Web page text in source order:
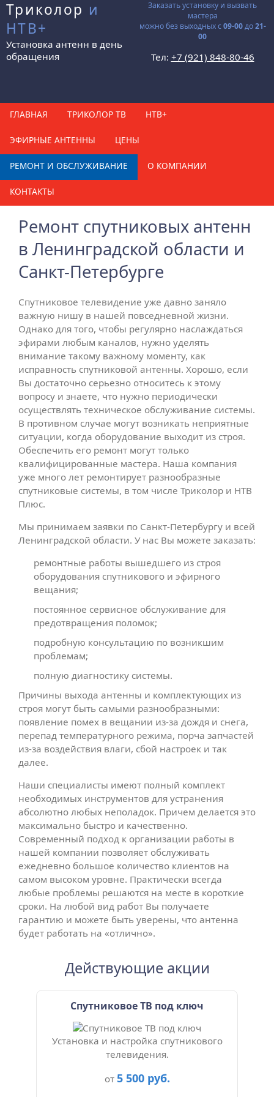
Триколор и
НТВ+
Установка антенн в день
обращения
Заказать установку и вызвать
мастера
можно без выходных с09-00до21-
00
Тел: +7 (921) 848-80-46
ГЛАВНАЯ ТРИКОЛОР ТВ НТВ+
ЭФИРНЫЕ АНТЕННЫ ЦЕНЫ
РЕМОНТ И ОБСЛУЖИВАНИЕ О КОМПАНИИ
КОНТАКТЫ
Ремонт спутниковых антенн
в Ленинградской области и
Санкт-Петербурге
Спутниковое телевидение уже давно заняло
важную нишу в нашей повседневной жизни.
Однако для того, чтобы регулярно наслаждаться
эфирами любым каналов, нужно уделять
внимание такому важному моменту, как
исправность спутниковой антенны. Хорошо, если
Вы достаточно серьезно относитесь к этому
вопросу и знаете, что нужно периодически
осуществлять техническое обслуживание системы.
В противном случае могут возникать неприятные
ситуации, когда оборудование выходит из строя.
Обеспечить его ремонт могут только
квалифицированные мастера. Наша компания
уже много лет ремонтирует разнообразные
спутниковые системы, в том числе Триколор и НТВ
Плюс.
Мы принимаем заявки по Санкт-Петербургу и всей
Ленинградской области. У нас Вы можете заказать:
ремонтные работы вышедшего из строя
оборудования спутникового и эфирного
вещания;
постоянное сервисное обслуживание для
предотвращения поломок;
подробную консультацию по возникшим
проблемам;
полную диагностику системы.
Причины выхода антенны и комплектующих из
строя могут быть самыми разнообразными:
появление помех в вещании из-за дождя и снега,
перепад температурного режима, порча запчастей
из-за воздействия влаги, сбой настроек и так
далее.
Наши специалисты имеют полный комплект
необходимых инструментов для устранения
абсолютно любых неполадок. Причем делается это
максимально быстро и качественно.
Современный подход к организации работы в
нашей компании позволяет обслуживать
ежедневно большое количество клиентов на
самом высоком уровне. Практически всегда
любые проблемы решаются на месте в короткие
сроки. На любой вид работ Вы получаете
гарантию и можете быть уверены, что антенна
будет работать на «отлично».
Действующие акции
Спутниковое ТВ под ключ
Установка и настройка спутникового
телевидения.
от 5 500 руб.